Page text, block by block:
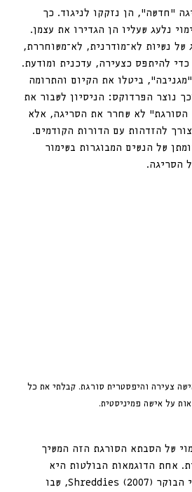
״חדשה”, הן נזקקו לניגוד. כך
נלעג שעליו הן הגדירו את עצמן.
של נשיות לא־מודרנית, לא־משוחררת,
להיתפס כצעירה, עדכנית ומודעת.
ביטלו את הקיום והתרומה
נוצר הפרדוקס: הניסיון לשבור את
הסורגת” לא שחרר את הסריגה, אלא
להזדהות עם הדורות הקודמים.
של הנשים המבוגרות בשימור
הסריגה.
צעירה והיפסטרית סורגת. קבלתי את כל
על אישה פמיניסטית.
המאה ה־21 הדימוי של הסבתא הסורגת הזה המשיך
אחת הדוגמאות הבולטות היא
הקמפיין של נסטלה לדגני הבוקר Shreddies (2007), שבו